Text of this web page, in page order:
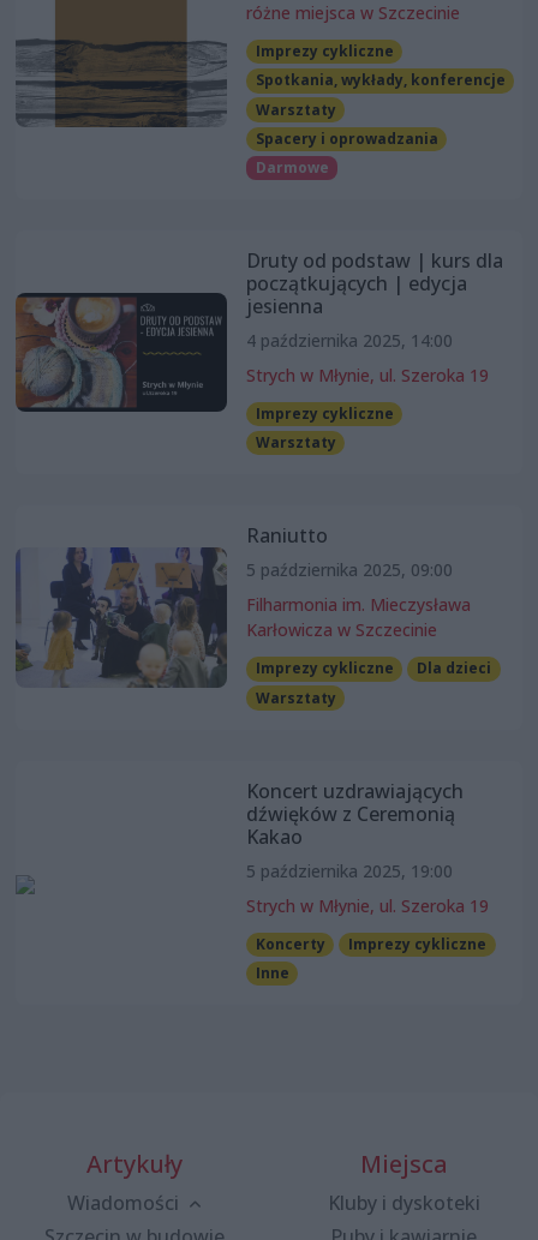
różne miejsca w Szczecinie
Imprezy cykliczne
Spotkania, wykłady, konferencje
Warsztaty
Spacery i oprowadzania
Darmowe
Druty od podstaw | kurs dla
początkujących | edycja
jesienna
4 października 2025, 14:00
Strych w Młynie, ul. Szeroka 19
Imprezy cykliczne
Warsztaty
Raniutto
5 października 2025, 09:00
Filharmonia im. Mieczysława
Karłowicza w Szczecinie
Imprezy cykliczne
Dla dzieci
Warsztaty
Koncert uzdrawiających
dźwięków z Ceremonią
Kakao
5 października 2025, 19:00
Strych w Młynie, ul. Szeroka 19
Koncerty
Imprezy cykliczne
Inne
Artykuły
Wiadomości
Miejsca
Kluby i dyskoteki